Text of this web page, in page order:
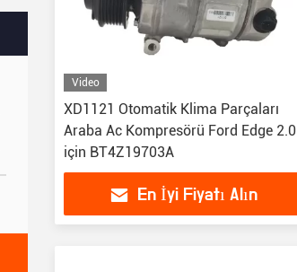
Video
XD1121 Otomatik Klima Parçaları
Araba Ac Kompresörü Ford Edge 2.0
için BT4Z19703A
En İyi Fiyatı Alın